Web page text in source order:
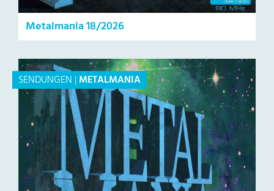
Metalmania 18/2026
SENDUNGEN |METALMANIA